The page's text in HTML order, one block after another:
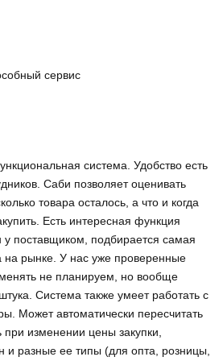
сервис
система. Удобство есть
Саби позволяет оценивать
товара осталось, а что и когда
Есть интересная функция
у поставщиком, подбирается самая
на рынке. У нас уже проверенные
не планируем, но вообще
Система также умеет работать с
Может автоматически пересчитать
при изменении цены закупки,
и разные ее типы (для опта, розницы,